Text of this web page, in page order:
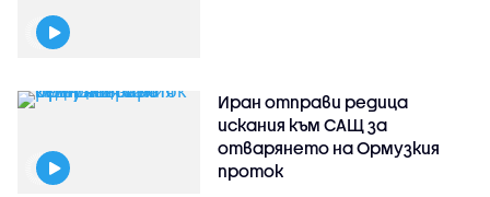
Иран отправи редица
искания към САЩ за
отварянето на Ормузкия
проток